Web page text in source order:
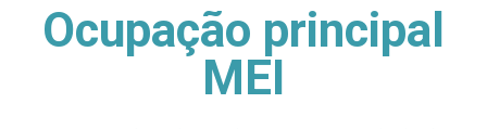
Ocupação principal
MEI